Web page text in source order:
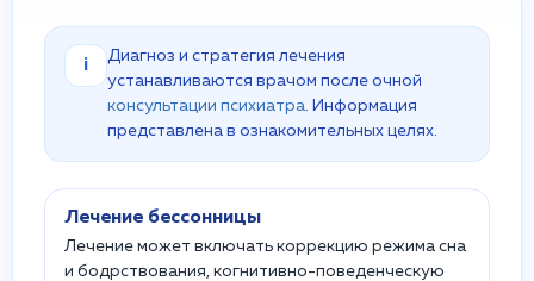
i
Диагноз и стратегия лечения
устанавливаются врачом после очной
консультации психиатра. Информация
представлена в ознакомительных целях.
Лечение бессонницы
Лечение может включать коррекцию режима сна
и бодрствования, когнитивно-поведенческую